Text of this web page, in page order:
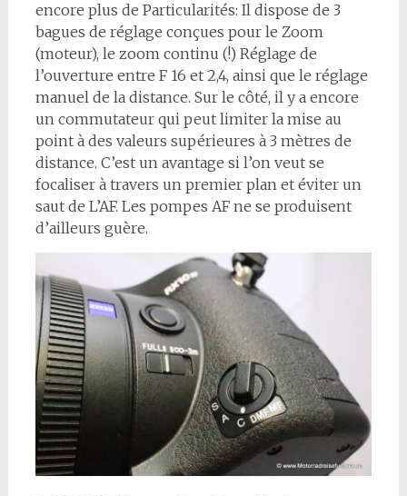
encore plus de Particularités: Il dispose de 3
bagues de réglage conçues pour le Zoom
(moteur), le zoom continu (!) Réglage de
l’ouverture entre F 16 et 2,4, ainsi que le réglage
manuel de la distance. Sur le côté, il y a encore
un commutateur qui peut limiter la mise au
point à des valeurs supérieures à 3 mètres de
distance. C’est un avantage si l’on veut se
focaliser à travers un premier plan et éviter un
saut de L’AF. Les pompes AF ne se produisent
d’ailleurs guère.